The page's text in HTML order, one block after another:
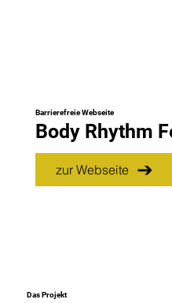
Barrierefreie Webseite
Body Rhythm
zur Webseite
Das Projekt